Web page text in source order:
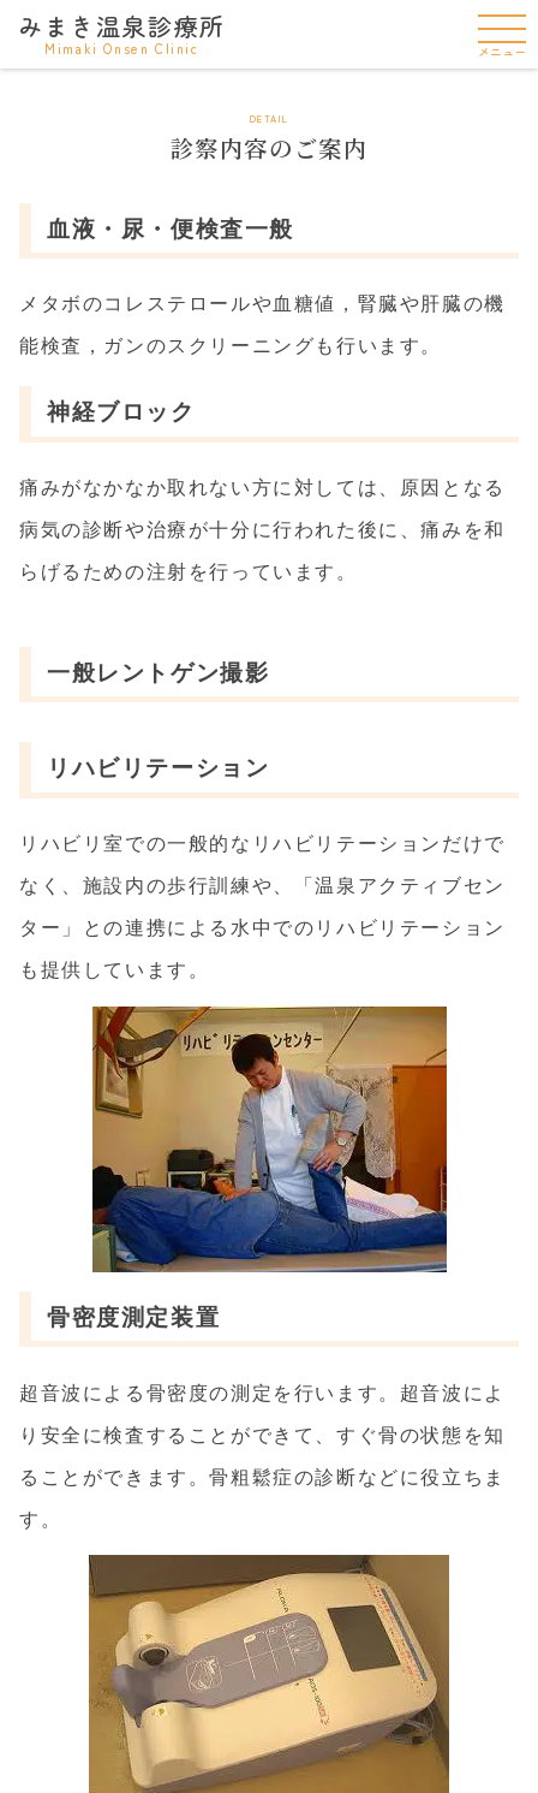
みまき温泉診療所
Mimaki Onsen Clinic メニュー
DETAIL
診察内容のご案内
血液・尿・便検査一般
メタボのコレステロールや血糖値，腎臓や肝臓の機
能検査，ガンのスクリーニングも行います。
神経ブロック
痛みがなかなか取れない方に対しては、原因となる
病気の診断や治療が十分に行われた後に、痛みを和
らげるための注射を行っています。
一般レントゲン撮影
リハビリテーション
リハビリ室での一般的なリハビリテーションだけで
なく、施設内の歩行訓練や、「温泉アクティブセン
ター」との連携による水中でのリハビリテーション
も提供しています。
骨密度測定装置
超音波による骨密度の測定を行います。超音波によ
り安全に検査することができて、すぐ骨の状態を知
ることができます。骨粗鬆症の診断などに役立ちま
す。